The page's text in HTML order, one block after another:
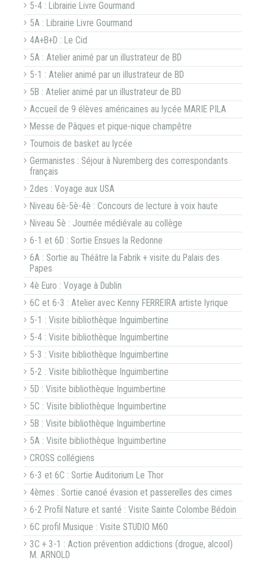
5-4 : Librairie Livre Gourmand
5A : Librairie Livre Gourmand
4A+B+D : Le Cid
5A : Atelier animé par un illustrateur de BD
5-1 : Atelier animé par un illustrateur de BD
5B : Atelier animé par un illustrateur de BD
Accueil de 9 élèves américaines au lycée MARIE PILA
Messe de Pâques et pique-nique champêtre
Tournois de basket au lycée
Germanistes : Séjour à Nuremberg des correspondants
français
2des : Voyage aux USA
Niveau 6è-5è-4è : Concours de lecture à voix haute
Niveau 5è : Journée médiévale au collège
6-1 et 6D : Sortie Ensues la Redonne
6A : Sortie au Théâtre la Fabrik + visite du Palais des
Papes
4è Euro : Voyage à Dublin
6C et 6-3 : Atelier avec Kenny FERREIRA artiste lyrique
5-1 : Visite bibliothèque Inguimbertine
5-4 : Visite bibliothèque Inguimbertine
5-3 : Visite bibliothèque Inguimbertine
5-2 : Visite bibliothèque Inguimbertine
5D : Visite bibliothèque Inguimbertine
5C : Visite bibliothèque Inguimbertine
5B : Visite bibliothèque Inguimbertine
5A : Visite bibliothèque Inguimbertine
CROSS collégiens
6-3 et 6C : Sortie Auditorium Le Thor
4èmes : Sortie canoé évasion et passerelles des cimes
6-2 Profil Nature et santé : Visite Sainte Colombe Bédoin
6C profil Musique : Visite STUDIO M60
3C + 3-1 : Action prévention addictions (drogue, alcool)
M. ARNOLD